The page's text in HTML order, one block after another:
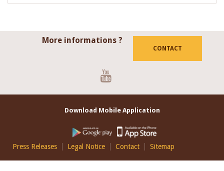
More informations ?
CONTACT
Download Mobile Application
Footer
EN
Press Releases Legal Notice Contact Sitemap